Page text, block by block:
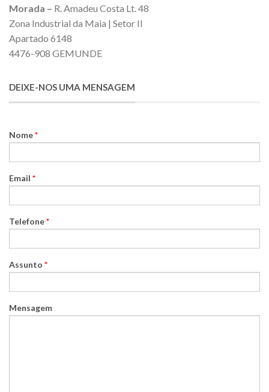
Morada – R. Amadeu Costa Lt. 48
Zona Industrial da Maia | Setor II
Apartado 6148
4476-908 GEMUNDE
DEIXE-NOS UMA MENSAGEM
Nome*
Email *
Telefone*
Assunto *
Mensagem